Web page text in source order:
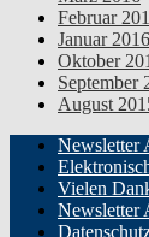
Februar
Januar 2016
Oktober
September
August
Newsletter
Vielen
Newsletter